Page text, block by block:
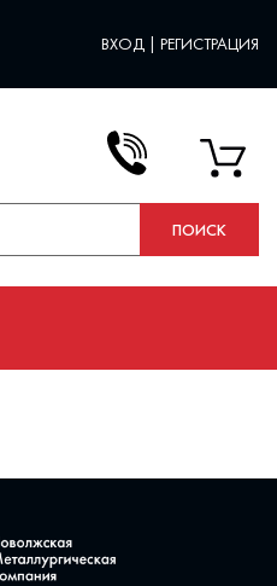
ВХОД | РЕГИСТРАЦИЯ